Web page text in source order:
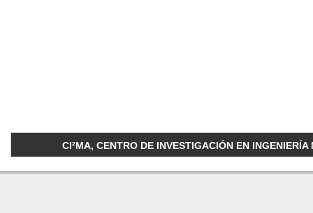
CI²MA, CENTRO DE INVESTIGACIÓN EN